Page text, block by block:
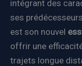
intégrant des
ses
est son nouvel
offrir une
trajets longue